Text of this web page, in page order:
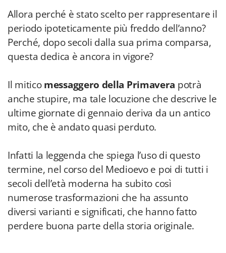
Allora perché è stato scelto per rappresentare il
periodo ipoteticamente più freddo dell’anno?
Perché, dopo secoli dalla sua prima comparsa,
questa dedica è ancora in vigore?
Il miticomessaggero della Primavera potrà
anche stupire, ma tale locuzione che descrive le
ultime giornate di gennaio deriva da un antico
mito, che è andato quasi perduto.
Infatti la leggenda che spiega l’uso di questo
termine, nel corso del Medioevo e poi di tutti i
secoli dell’età moderna ha subito così
numerose trasformazioni che ha assunto
diversi varianti e significati, che hanno fatto
perdere buona parte della storia originale.